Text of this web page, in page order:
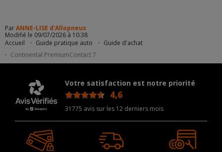
Accueil Guide pratique auto
Guide d'achat
Continental PremiumContact 7
ParANNE-LISE d'Allopneus
Modifié le 09/07/2026 à 10:38
Votre satisfaction est notre priorité
4,6
31775 avis sur les 12 derniers mois